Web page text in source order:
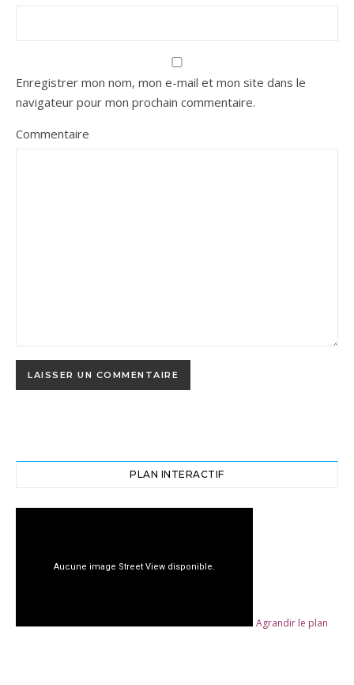
Enregistrer mon nom, mon e-mail et mon site dans le
navigateur pour mon prochain commentaire.
Commentaire
PLAN INTERACTIF
Agrandir le plan